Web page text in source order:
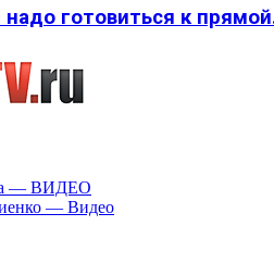
готовиться к
— ВИДЕО
— Видео